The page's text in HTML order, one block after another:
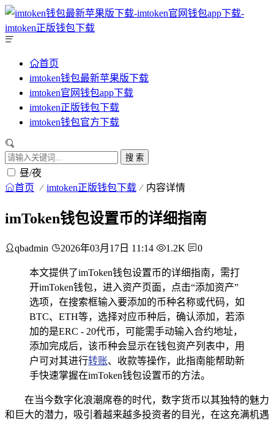
首页
imtoken钱包最新苹果版下载
imtoken官网钱包app下载
imtoken正版钱包下载
imtoken钱包官方下载
搜 索
昼/夜
首页 imtoken正版钱包下载 内容详情
imToken钱包设置币的详细指南
qbadmin 2026年03月17日 11:14 1.2K 0
本文提供了imToken钱包设置币的详细指南，需打
开imToken钱包，进入资产页面，点击“添加资产”
选项，在搜索框输入要添加的币种名称或代码，如
BTC、ETH等，选择对应币种后，确认添加，若添
加的是ERC - 20代币，可能需手动输入合约地址，
添加完成后，该币种会显示在钱包资产列表中，用
户可对其进行转账、收款等操作，此指南能帮助新
手快速掌握在imToken钱包设置币的方法。
在当今数字化浪潮席卷的时代，数字货币以其独特的魅力
和巨大的潜力，吸引着越来越多投资者的目光，在这充满机遇